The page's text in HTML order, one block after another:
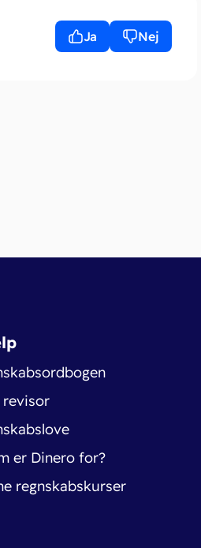
Ja Nej
revisor
er Dinero for?
regnskabskurser